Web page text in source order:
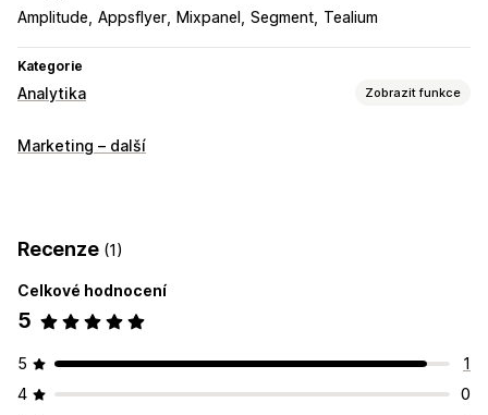
Amplitude Appsflyer Mixpanel Segment Tealium
Kategorie
Analytika Zobrazit funkce
Chování zákazníků
Atribuce marketingu
Vizuály a výkazy
Panel analytiky
Plánování výkazů
Marketing – další
Recenze (1)
Celkové hodnocení
5
5
1
4
0